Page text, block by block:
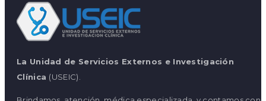
La Unidad de Servicios Externos e Investigación
Clínica (USEIC).